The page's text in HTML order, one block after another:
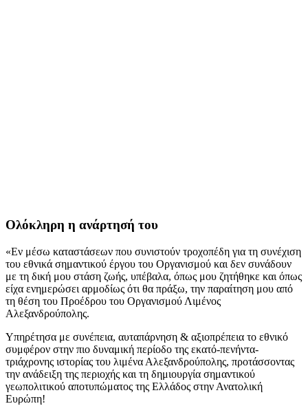
Ολόκληρη η ανάρτησή του
«Εν μέσω καταστάσεων που συνιστούν τροχοπέδη για τη συνέχιση
του εθνικά σημαντικού έργου του Οργανισμού και δεν συνάδουν
με τη δική μου στάση ζωής, υπέβαλα, όπως μου ζητήθηκε και όπως
είχα ενημερώσει αρμοδίως ότι θα πράξω, την παραίτηση μου από
τη θέση του Προέδρου του Οργανισμού Λιμένος
Αλεξανδρούπολης.
Υπηρέτησα με συνέπεια, αυταπάρνηση & αξιοπρέπεια το εθνικό
συμφέρον στην πιο δυναμική περίοδο της εκατό-πενήντα-
τριάχρονης ιστορίας του λιμένα Αλεξανδρούπολης, προτάσσοντας
την ανάδειξη της περιοχής και τη δημιουργία σημαντικού
γεωπολιτικού αποτυπώματος της Ελλάδος στην Ανατολική
Ευρώπη!